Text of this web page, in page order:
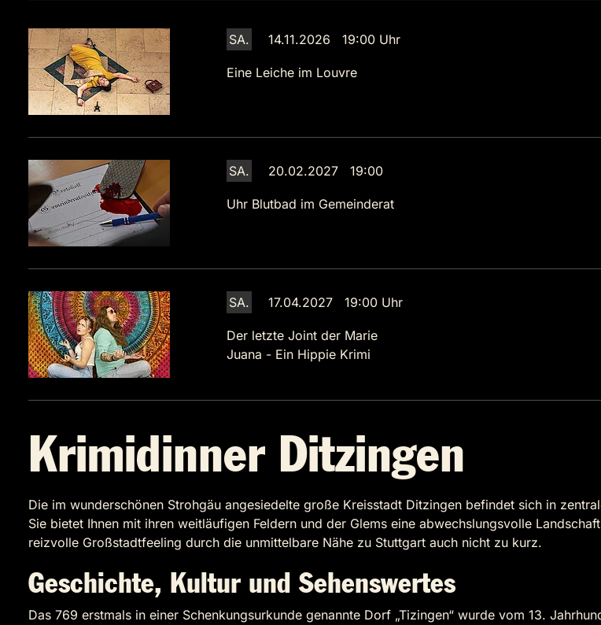
SA. 14.11.2026 19:00 Uhr
Eine Leiche im Louvre
SA. 20.02.2027 19:00
Uhr Blutbad im Gemeinderat
SA. 17.04.2027 19:00 Uhr
Der letzte Joint der Marie
Juana - Ein Hippie Krimi
Krimidinner Ditzingen
Die im wunderschönen Strohgäu angesiedelte große Kreisstadt Ditzingen befindet sich in
Sie bietet Ihnen mit ihren weitläufigen Feldern und der Glems eine abwechslungsvolle
reizvolle Großstadtfeeling durch die unmittelbare Nähe zu Stuttgart auch nicht zu kurz.
Geschichte, Kultur und Sehenswertes
Das 769 erstmals in einer Schenkungsurkunde genannte Dorf „Tizingen“ wurde vom 13.